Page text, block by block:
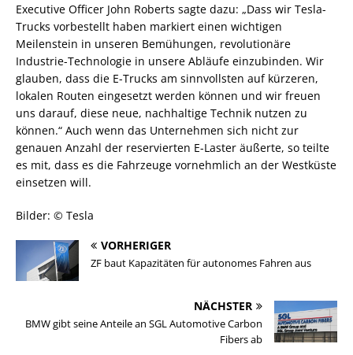
Executive Officer John Roberts sagte dazu: „Dass wir Tesla-
Trucks vorbestellt haben markiert einen wichtigen
Meilenstein in unseren Bemühungen, revolutionäre
Industrie-Technologie in unsere Abläufe einzubinden. Wir
glauben, dass die E-Trucks am sinnvollsten auf kürzeren,
lokalen Routen eingesetzt werden können und wir freuen
uns darauf, diese neue, nachhaltige Technik nutzen zu
können.“ Auch wenn das Unternehmen sich nicht zur
genauen Anzahl der reservierten E-Laster äußerte, so teilte
es mit, dass es die Fahrzeuge vornehmlich an der Westküste
einsetzen will.
Bilder: © Tesla
VORHERIGER
ZF baut Kapazitäten für autonomes Fahren aus
NÄCHSTER
BMW gibt seine Anteile an SGL Automotive Carbon
Fibers ab